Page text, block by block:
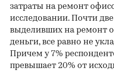
затраты на ремонт
исследовании. Почти
выделивших на ремонт
деньги, все равно не
Причем у 7%
превышает 20% от